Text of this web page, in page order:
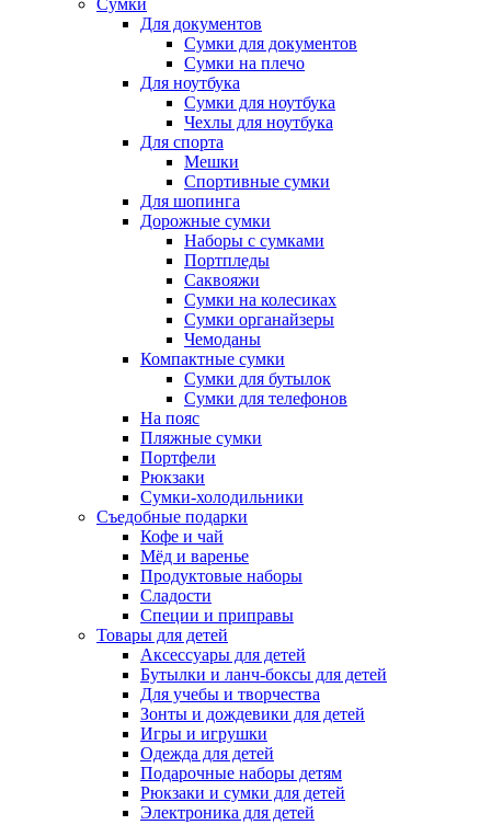
Сумки
Для документов
Сумки для документов
Сумки на плечо
Для ноутбука
Сумки для ноутбука
Чехлы для ноутбука
Для спорта
Мешки
Спортивные сумки
Для шопинга
Дорожные сумки
Наборы с сумками
Портпледы
Саквояжи
Сумки на колесиках
Сумки органайзеры
Чемоданы
Компактные сумки
Сумки для бутылок
Сумки для телефонов
На пояс
Пляжные сумки
Портфели
Рюкзаки
Сумки-холодильники
Съедобные подарки
Кофе и чай
Мёд и варенье
Продуктовые наборы
Сладости
Специи и приправы
Товары для детей
Аксессуары для детей
Бутылки и ланч-боксы для детей
Для учебы и творчества
Зонты и дождевики для детей
Игры и игрушки
Одежда для детей
Подарочные наборы детям
Рюкзаки и сумки для детей
Электроника для детей